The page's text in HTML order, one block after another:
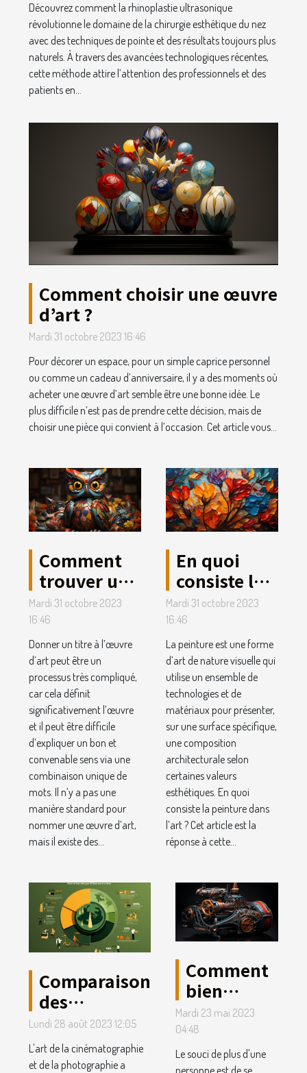
Découvrez comment la rhinoplastie ultrasonique
révolutionne le domaine de la chirurgie esthétique du nez
avec des techniques de pointe et des résultats toujours plus
naturels. À travers des avancées technologiques récentes,
cette méthode attire l’attention des professionnels et des
patients en...
Comment choisir une œuvre
d’art ?
Mardi 31 octobre 2023 16:46
Pour décorer un espace, pour un simple caprice personnel
ou comme un cadeau d’anniversaire, il y a des moments où
acheter une œuvre d’art semble être une bonne idée. Le
plus difficile n’est pas de prendre cette décision, mais de
choisir une pièce qui convient à l’occasion. Cet article vous...
Comment
trouver un
titre de
votre
œuvre
d’art ?
Mardi 31 octobre 2023
16:46
Donner un titre à l’œuvre
d’art peut être un
processus très compliqué,
car cela définit
significativement l’œuvre
et il peut être difficile
d’expliquer un bon et
convenable sens via une
combinaison unique de
mots. Il n’y a pas une
manière standard pour
nommer une œuvre d’art,
mais il existe des...
En quoi
consiste la
peinture
dans l’art ?
Mardi 31 octobre 2023
16:46
La peinture est une forme
d’art de nature visuelle qui
utilise un ensemble de
technologies et de
matériaux pour présenter,
sur une surface spécifique,
une composition
architecturale selon
certaines valeurs
esthétiques. En quoi
consiste la peinture dans
l’art ? Cet article est la
réponse à cette...
Comparaison
des
différents
types de
fonds verts
Lundi 28 août 2023 12:05
L'art de la cinématographie
et de la photographie a
Comment
bien
choisir sa
machine à
tatouer ?
Mardi 23 mai 2023
04:48
Le souci de plus d'une